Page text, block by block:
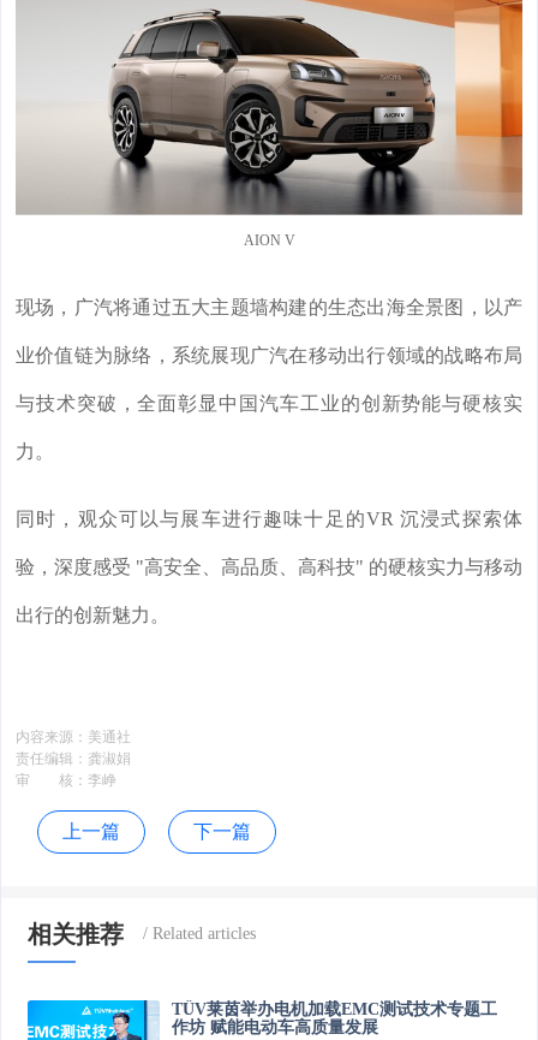
AION V
现场，广汽将通过五大主题墙构建的生态出海全景图，以产
业价值链为脉络，系统展现广汽在移动出行领域的战略布局
与技术突破，全面彰显中国汽车工业的创新势能与硬核实
力。
同时，观众可以与展车进行趣味十足的VR 沉浸式探索体
验，深度感受 "高安全、高品质、高科技" 的硬核实力与移动
出行的创新魅力。
内容来源： 美通社
责任编辑： 龚淑娟
审 核： 李峥
上一篇 下一篇
相关推荐
TÜV莱茵举办电机加载EMC测试技术专题工
作坊 赋能电动车高质量发展